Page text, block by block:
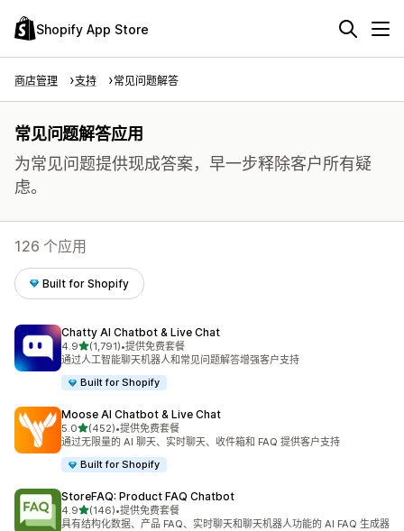
Shopify App Store
商店管理 支持 常见问题解答
常见问题解答应用
为常见问题提供现成答案，早一步释除客户所有疑
虑。
126 个应用
Built for Shopify
Chatty AI Chatbot & Live Chat
4.9星（满分 5 星）
(1,791)
总共 1791 条评论
•提供免费套餐
通过人工智能聊天机器人和常见问题解答增强客户支持
Built for Shopify
Moose AI Chatbot & Live Chat
5.0星（满分 5 星）
(452)
总共 452 条评论
•提供免费套餐
通过无限量的 AI 聊天、实时聊天、收件箱和 FAQ 提供客户支持
Built for Shopify
StoreFAQ: Product FAQ Chatbot
4.9星（满分 5 星）
(146)
总共 146 条评论
•提供免费套餐
具有结构化数据、产品 FAQ、实时聊天和聊天机器人功能的 AI FAQ 生成器